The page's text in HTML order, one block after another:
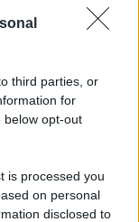
third parties, or
for
below opt-out
is processed you
on personal
disclosed to